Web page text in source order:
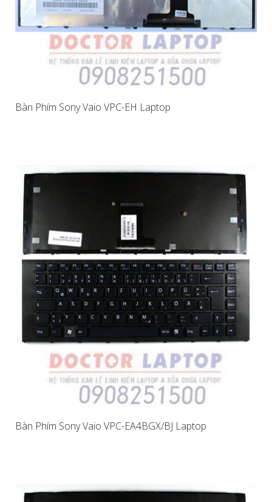
Bàn Phím Sony Vaio VPC-EH Laptop
Bàn Phím Sony Vaio VPC-EA4BGX/BJ Laptop